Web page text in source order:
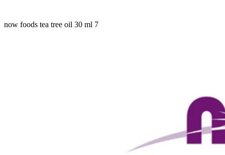
now foods tea tree oil 30 ml 7